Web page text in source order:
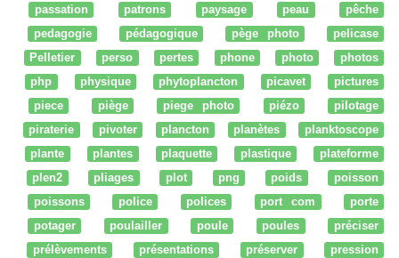
passation
patrons paysage peau
pêche
pedagogie
pédagogique pège photo
pelicase
Pelletier
perso pertes phone photo
photos
php
physique phytoplancton picavet
pictures
piece
piège piege photo piézo
pilotage
piraterie
pivoter plancton planètes
planktoscope
plante
plantes plaquette plastique
plateforme
plen2
pliages plot png poids
poisson
poissons
police polices port com
porte
potager
poulailler poule poules
préciser
prélèvements
présentations préserver
pression